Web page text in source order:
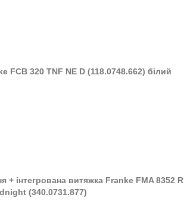
FCB 320 TNF NE D (118.0748.662) білий
+ інтегрована витяжка Franke FMA 8352 R
(340.0731.877)